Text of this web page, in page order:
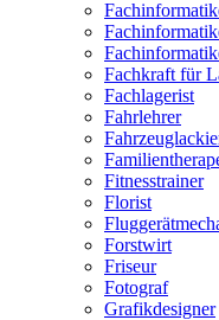
Fachkraft für
Fachlagerist
Fahrlehrer
Fitnesstrainer
Florist
Forstwirt
Friseur
Fotograf
Grafikdesigner